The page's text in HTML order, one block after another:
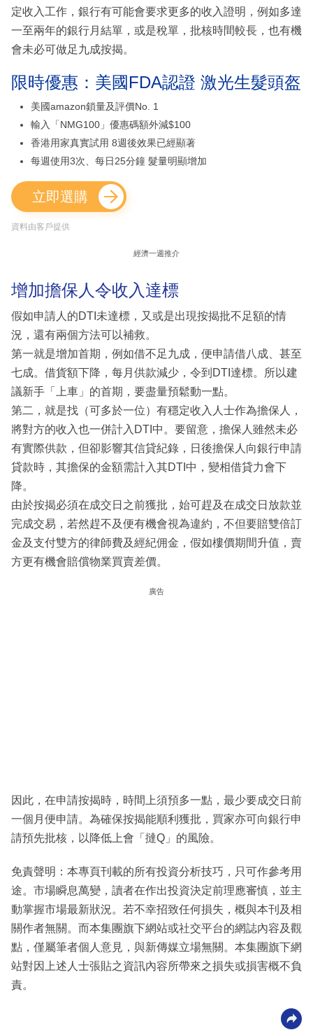
定收入工作，銀行有可能會要求更多的收入證明，例如多達
一至兩年的銀行月結單，或是稅單，批核時間較長，也有機
會未必可做足九成按揭。
限時優惠：美國FDA認證 激光生髮頭盔
美國amazon鎖量及評價No. 1
輸入「NMG100」優惠碼額外減$100
香港用家真實試用 8週後效果已經顯著
每週使用3次、每日25分鐘 髮量明顯增加
立即選購
資料由客戶提供
經濟一週推介
增加擔保人令收入達標
假如申請人的DTI未達標，又或是出現按揭批不足額的情
況，還有兩個方法可以補救。
第一就是增加首期，例如借不足九成，便申請借八成、甚至
七成。借貨額下降，每月供款減少，令到DTI達標。所以建
議新手「上車」的首期，要盡量預鬆動一點。
第二，就是找（可多於一位）有穩定收入人士作為擔保人，
將對方的收入也一併計入DTI中。要留意，擔保人雖然未必
有實際供款，但卻影響其信貸紀錄，日後擔保人向銀行申請
貸款時，其擔保的金額需計入其DTI中，變相借貸力會下
降。
由於按揭必須在成交日之前獲批，始可趕及在成交日放款並
完成交易，若然趕不及便有機會視為違約，不但要賠雙倍訂
金及支付雙方的律師費及經紀佣金，假如樓價期間升值，賣
方更有機會賠償物業買賣差價。
廣告
因此，在申請按揭時，時間上須預多一點，最少要成交日前
一個月便申請。為確保按揭能順利獲批，買家亦可向銀行申
請預先批核，以降低上會「撻Q」的風險。
免責聲明：本專頁刊載的所有投資分析技巧，只可作參考用
途。市場瞬息萬變，讀者在作出投資決定前理應審慎，並主
動掌握市場最新狀況。若不幸招致任何損失，概與本刊及相
關作者無關。而本集團旗下網站或社交平台的網誌內容及觀
點，僅屬筆者個人意見，與新傳媒立場無關。本集團旗下網
站對因上述人士張貼之資訊內容所帶來之損失或損害概不負
責。